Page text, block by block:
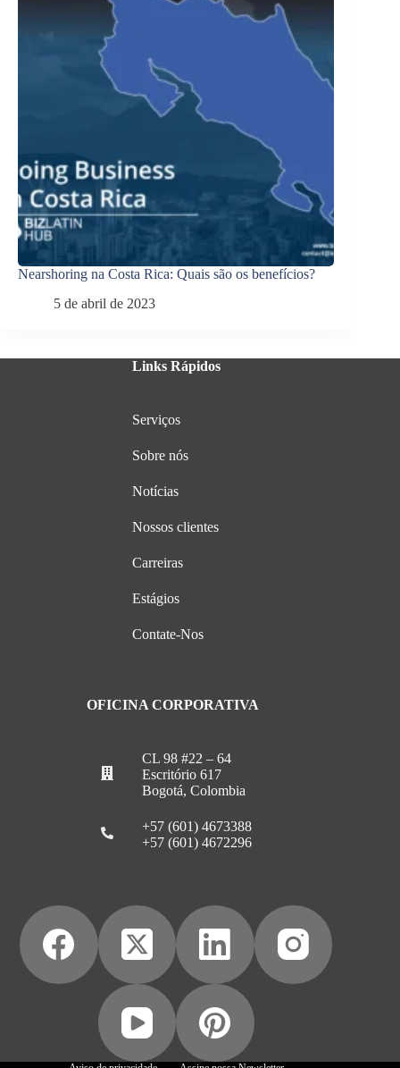
Nearshoring na Costa Rica: Quais são os benefícios?
5 de abril de 2023
Links Rápidos
Serviços
Sobre nós
Notícias
Nossos clientes
Carreiras
Estágios
Contate-Nos
OFICINA CORPORATIVA
CL 98 #22 – 64
Escritório 617
Bogotá, Colombia
+57 (601) 4673388
+57 (601) 4672296